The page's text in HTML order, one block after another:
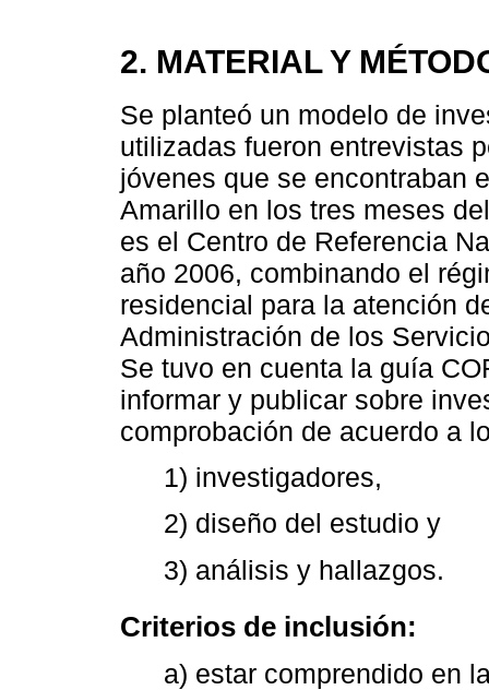
2. MATERIAL Y
Se planteó un modelo de
utilizadas fueron entrevistas
jóvenes que se encontraban
Amarillo en los tres meses
es el Centro de Referencia
año 2006, combinando el
residencial para la atención
Administración de los
Se tuvo en cuenta la guía
informar y publicar sobre
comprobación de acuerdo a
1) investigadores,
2) diseño del estudio y
3) análisis y hallazgos.
Criterios de inclusión:
a) estar comprendido en